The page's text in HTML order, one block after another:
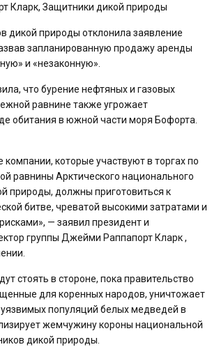
Кларк, Защитники дикой природы
дикой природы отклонила заявление
запланированную продажу аренды
и «незаконную».
что бурение нефтяных и газовых
равнине также угрожает
обитания в южной части моря Бофорта.
которые участвуют в торгах по
равнины Арктического национального
природы, должны приготовиться к
битве, чреватой высокими затратами и
— заявил президент и
группы Джейми Раппапорт Кларк ,
стоять в стороне, пока правительство
для коренных народов, уничтожает
популяций белых медведей в
жемчужину короны национальной
дикой природы.